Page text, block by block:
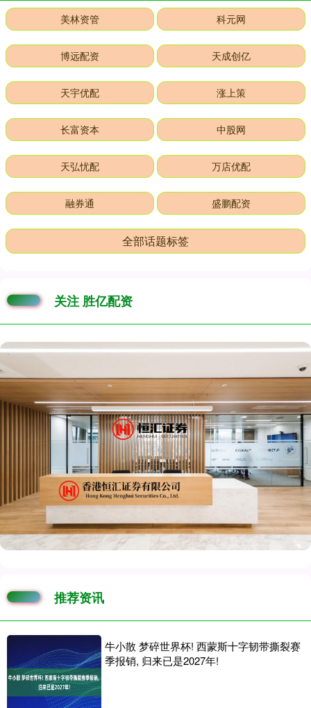
美林资管 科元网
博远配资 天成创亿
天宇优配 涨上策
长富资本 中股网
天弘忧配 万店优配
融券通 盛鹏配资
全部话题标签
关注 胜亿配资
推荐资讯
牛小散 梦碎世界杯! 西蒙斯十字韧带撕裂赛
季报销, 归来已是2027年!